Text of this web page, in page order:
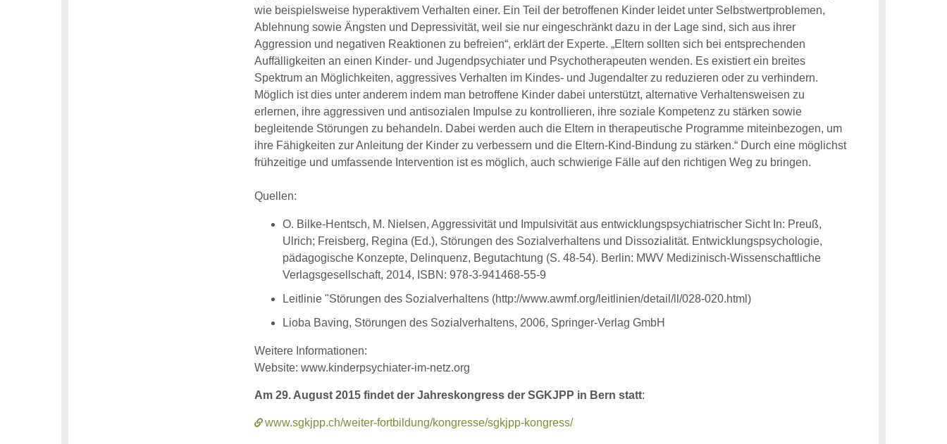
wie beispielsweise hyperaktivem Verhalten einer. Ein Teil der betroffenen Kinder leidet unter Selbstwertproblemen,
Ablehnung sowie Ängsten und Depressivität, weil sie nur eingeschränkt dazu in der Lage sind, sich aus ihrer
Aggression und negativen Reaktionen zu befreien“, erklärt der Experte. „Eltern sollten sich bei entsprechenden
Auffälligkeiten an einen Kinder- und Jugendpsychiater und Psychotherapeuten wenden. Es existiert ein breites
Spektrum an Möglichkeiten, aggressives Verhalten im Kindes- und Jugendalter zu reduzieren oder zu verhindern.
Möglich ist dies unter anderem indem man betroffene Kinder dabei unterstützt, alternative Verhaltensweisen zu
erlernen, ihre aggressiven und antisozialen Impulse zu kontrollieren, ihre soziale Kompetenz zu stärken sowie
begleitende Störungen zu behandeln. Dabei werden auch die Eltern in therapeutische Programme miteinbezogen, um
ihre Fähigkeiten zur Anleitung der Kinder zu verbessern und die Eltern-Kind-Bindung zu stärken.“ Durch eine möglichst
frühzeitige und umfassende Intervention ist es möglich, auch schwierige Fälle auf den richtigen Weg zu bringen.
Quellen:
O. Bilke-Hentsch, M. Nielsen, Aggressivität und Impulsivität aus entwicklungspsychiatrischer Sicht In: Preuß,
Ulrich; Freisberg, Regina (Ed.), Störungen des Sozialverhaltens und Dissozialität. Entwicklungspsychologie,
pädagogische Konzepte, Delinquenz, Begutachtung (S. 48-54). Berlin: MWV Medizinisch-Wissenschaftliche
Verlagsgesellschaft, 2014, ISBN: 978-3-941468-55-9
Leitlinie "Störungen des Sozialverhaltens (http://www.awmf.org/leitlinien/detail/ll/028-020.html)
Lioba Baving, Störungen des Sozialverhaltens, 2006, Springer-Verlag GmbH
Weitere Informationen:
Website: www.kinderpsychiater-im-netz.org
Am 29. August 2015 findet der Jahreskongress der SGKJPP in Bern statt:
www.sgkjpp.ch/weiter-fortbildung/kongresse/sgkjpp-kongress/